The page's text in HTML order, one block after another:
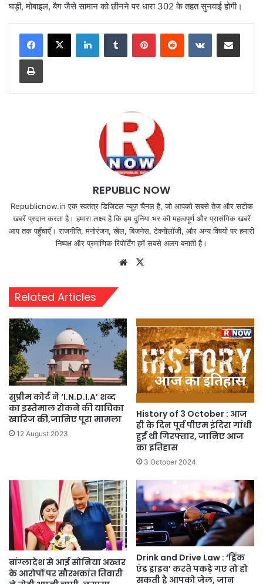
घड़ी, मोबाइल, बैग जैसे सामान को छीनने पर धारा 302 के तहत सुनवाई होगी।
LinkedInTumblr PinterestReddit VKontakteShare via Email
Print
REPUBLIC NOW
Republicnow.in एक स्वतंत्र डिजिटल न्यूज़ चैनल है, जो आपको सबसे तेज और सटीक
खबरें प्रदान करता है। हमारा लक्ष्य है कि हम दुनिया भर की महत्वपूर्ण और प्रासंगिक खबरें
आप तक पहुँचाएँ। राजनीति, मनोरंजन, खेल, बिज़नेस, टेक्नोलॉजी, और अन्य विषयों पर हमारी
निष्पक्ष और प्रमाणिक रिपोर्टिंग हमें सबसे अलग बनाती है।
Website
Related Articles
सुप्रीम कोर्ट ने ‘I.N.D.I.A’ शब्द
का इस्तेमाल रोकने की याचिका
खारिज की,जानिए पूरा मामला
12 August 2023
History of 3 October : आज
ही के दिन पूर्व पीएम इंदिरा गांधी
हुईं थी गिरफ्तार, जानिए आज
का इतिहास
3 October 2024
बांग्लादेश से आई सोनिया अख्तर
के आरोपों पर सौरभकांत तिवारी
Drink and Drive Law : ‘ड्रिंक
एंड ड्राइव’ करते पकड़े गए तो हो
सकती है आपको जेल, जान